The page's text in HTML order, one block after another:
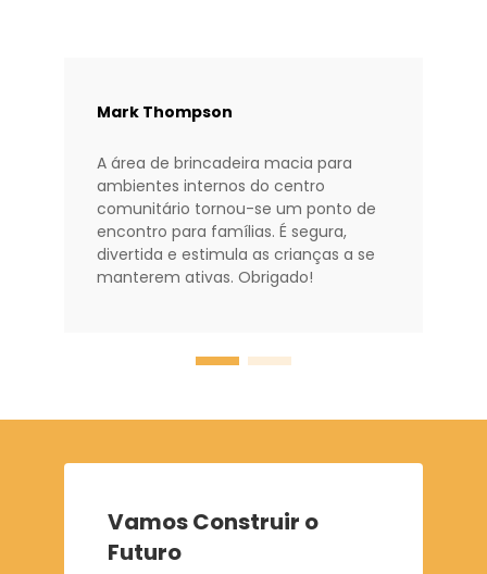
Mark Thompson
A área de brincadeira macia para
ambientes internos do centro
comunitário tornou-se um ponto de
encontro para famílias. É segura,
divertida e estimula as crianças a se
manterem ativas. Obrigado!
Vamos Construir o
Futuro